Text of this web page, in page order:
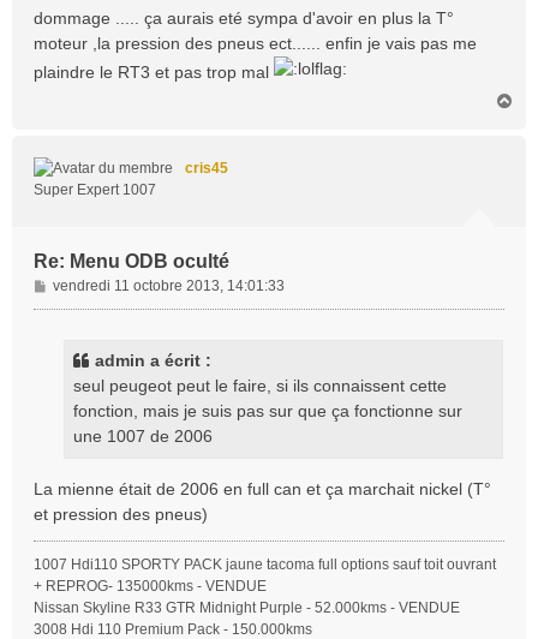
s
a
g
dommage ..... ça aurais eté sympa d'avoir en plus la T°
moteur ,la pression des pneus ect...... enfin je vais pas me
plaindre le RT3 et pas trop mal
cris45
Super Expert 1007
Re: Menu ODB oculté
M
e
vendredi 11 octobre 2013, 14:01:33
admin a écrit :
seul peugeot peut le faire, si ils connaissent cette
fonction, mais je suis pas sur que ça fonctionne sur
une 1007 de 2006
La mienne était de 2006 en full can et ça marchait nickel (T°
et pression des pneus)
1007 Hdi110 SPORTY PACK jaune tacoma full options sauf toit ouvrant
+ REPROG- 135000kms - VENDUE
Nissan Skyline R33 GTR Midnight Purple - 52.000kms - VENDUE
3008 Hdi 110 Premium Pack - 150.000kms